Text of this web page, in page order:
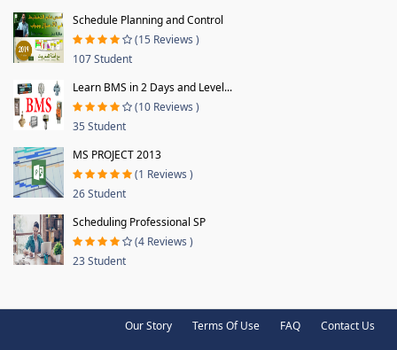
Schedule Planning and Control
(15 Reviews )
107 Student
Learn BMS in 2 Days and Level...
(10 Reviews )
35 Student
MS PROJECT 2013
(1 Reviews )
26 Student
Scheduling Professional SP
(4 Reviews )
23 Student
Our Story Terms Of Use FAQ Contact Us